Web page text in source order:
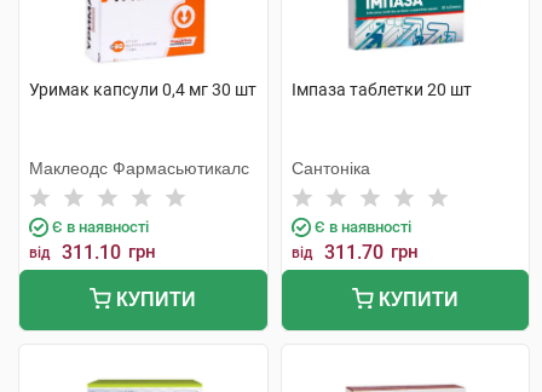
Уримак капсули 0,4 мг 30 шт
Маклеодс Фармасьютикалс
Є в наявності
від 311.10 грн
КУПИТИ
Імпаза таблетки 20 шт
Сантоніка
Є в наявності
від 311.70 грн
КУПИТИ